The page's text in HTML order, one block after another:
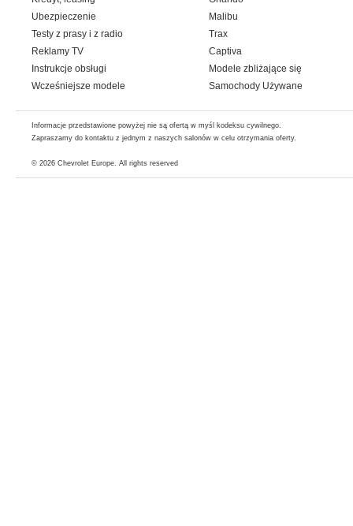
Ubezpieczenie
Testy z prasy i z radio
Reklamy TV
Instrukcje obsługi
Wcześniejsze modele
Malibu
Trax
Captiva
Modele zbliżające się
Samochody Używane
Informacje przedstawione powyżej nie są ofertą w myśl kodeksu cywilnego.
Zapraszamy do kontaktu z jednym z naszych salonów w celu otrzymania oferty.
© 2026 Chevrolet Europe. All rights reserved